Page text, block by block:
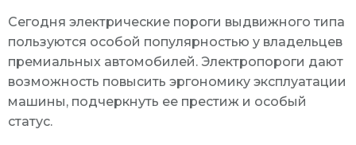
Сегодня электрические пороги выдвижного типа
пользуются особой популярностью у владельцев
премиальных автомобилей. Электропороги дают
возможность повысить эргономику эксплуатации
машины, подчеркнуть ее престиж и особый
статус.